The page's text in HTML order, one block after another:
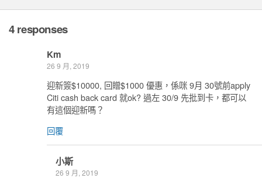
4 responses
Km
26 9 月, 2019
迎新簽$10000, 回贈$1000 優惠，係咪 9月 30號前apply
Citi cash back card 就ok? 過左 30/9 先批到卡，都可以
有這個迎新嗎？
回覆
小斯
26 9 月, 2019